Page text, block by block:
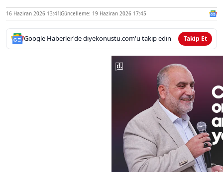
16 Haziran 2026 13:41 Güncelleme: 19 Haziran 2026 17:45
Google Haberler'de diyekonustu.com'u takip edin Takip Et